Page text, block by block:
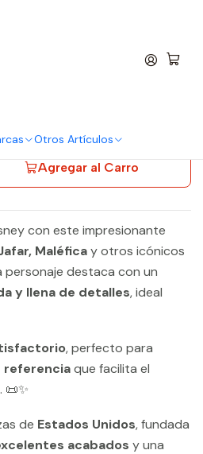
Otros Artículos
Agregar al Carro
con este impresionante
Maléficay otros icónicos
personaje destaca con un
y llena de detalles, ideal
, perfecto para
referenciaque facilita el
de Estados Unidos, fundada
acabados y una